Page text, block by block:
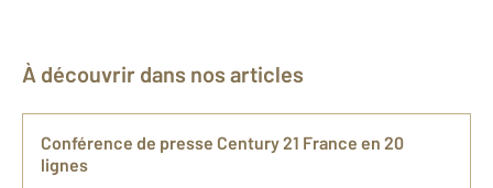
À découvrir dans nos articles
Conférence de presse Century 21 France en 20
lignes